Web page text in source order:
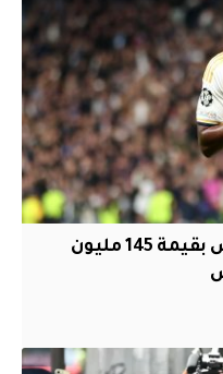
آرسنال يستعد لتقديم عرض بقيمة 145 مليون